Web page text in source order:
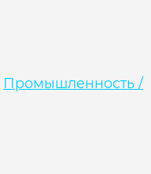
Промышленность /